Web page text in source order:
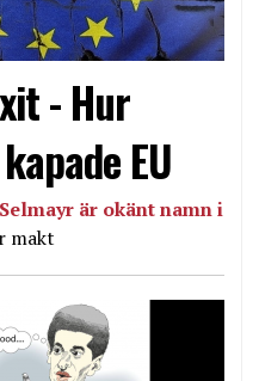
- Hur
EU
är okänt namn i
makt